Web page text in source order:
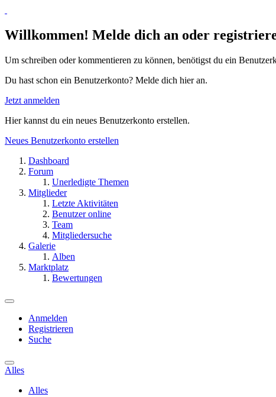
Willkommen! Melde dich an oder
Um schreiben oder kommentieren zu können, benötigst du ein
Du hast schon ein Benutzerkonto? Melde dich hier an.
Jetzt anmelden
Hier kannst du ein neues Benutzerkonto erstellen.
Neues Benutzerkonto erstellen
Dashboard
Forum
Unerledigte Themen
Mitglieder
Letzte Aktivitäten
Benutzer online
Team
Mitgliedersuche
Galerie
Alben
Marktplatz
Bewertungen
Anmelden
Registrieren
Suche
Alles
Alles